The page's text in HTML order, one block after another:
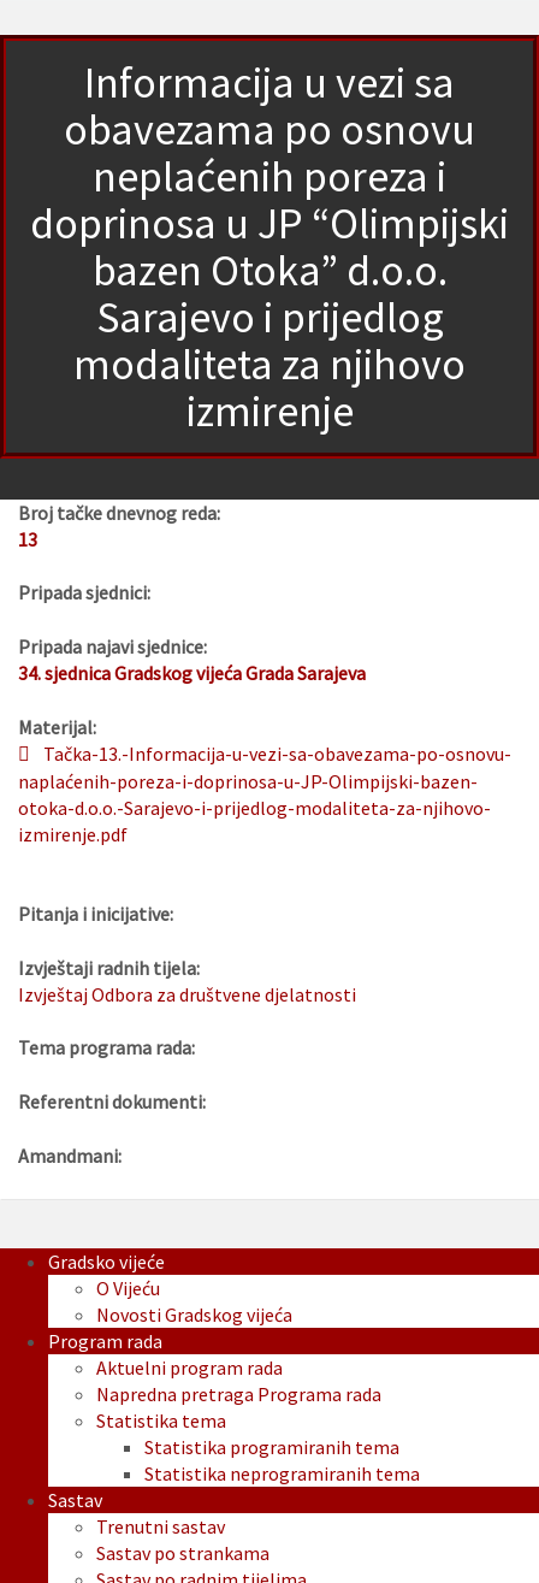
Informacija u vezi sa
obavezama po osnovu
neplaćenih poreza i
doprinosa u JP “Olimpijski
bazen Otoka” d.o.o.
Sarajevo i prijedlog
modaliteta za njihovo
izmirenje
Broj tačke dnevnog reda:
13
Pripada sjednici:
Pripada najavi sjednice:
34. sjednica Gradskog vijeća Grada Sarajeva
Materijal:
Tačka-13.-Informacija-u-vezi-sa-obavezama-po-osnovu-
naplaćenih-poreza-i-doprinosa-u-JP-Olimpijski-bazen-
otoka-d.o.o.-Sarajevo-i-prijedlog-modaliteta-za-njihovo-
izmirenje.pdf
Pitanja i inicijative:
Izvještaji radnih tijela:
Izvještaj Odbora za društvene djelatnosti
Tema programa rada:
Referentni dokumenti:
Amandmani:
Gradsko vijeće
O Vijeću
Novosti Gradskog vijeća
Program rada
Aktuelni program rada
Napredna pretraga Programa rada
Statistika tema
Statistika programiranih tema
Statistika neprogramiranih tema
Sastav
Trenutni sastav
Sastav po strankama